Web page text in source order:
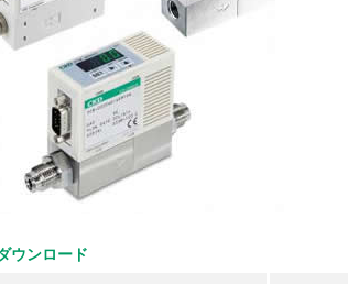
ウンロード